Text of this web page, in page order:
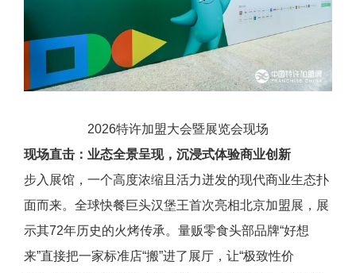
2026特许加盟大会暨展览会现场
现场直击：业态全景呈现，沉浸式体验商业创新
步入展馆，一个高度浓缩且活力迸发的现代商业生态扑
面而来。全球快餐巨头汉堡王首次亮相北京加盟展，展
示其72年历史的火烤传承。量贩零食头部品牌“好想
来”直接把一家标准店“搬”进了展厅，让“极致性价